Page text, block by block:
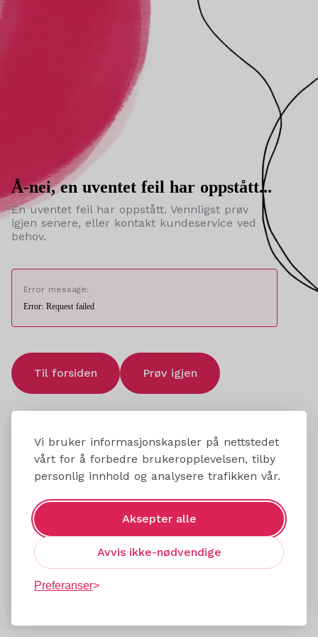
Vi bruker informasjonskapsler på nettstedet
vårt for å forbedre brukeropplevelsen, tilby
personlig innhold og analysere trafikken vår.
Aksepter alle
Avvis ikke-nødvendige
Preferanser
Å-nei, en uventet feil har oppstått...
En uventet feil har oppstått. Vennligst prøv
igjen senere, eller kontakt kundeservice ved
behov.
Error message:
Error: Request failed
Til forsiden Prøv igjen